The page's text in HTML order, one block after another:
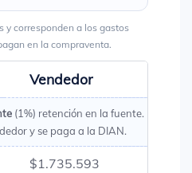
y corresponden a los gastos
en la compraventa.
Vendedor
(1%) retención en la fuente. Es un
y se paga a la DIAN.
$1.735.593